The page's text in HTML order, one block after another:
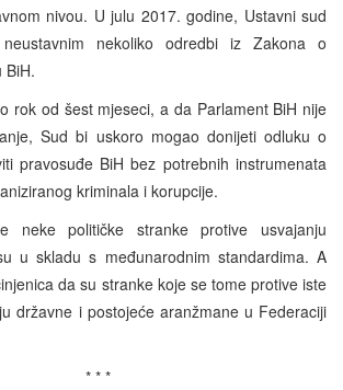
nivou. U julu 2017. godine, Ustavni sud
nekoliko odredbi iz Zakona o
BiH.
rok od šest mjeseci, a da Parlament BiH nije
Sud bi uskoro mogao donijeti odluku o
pravosuđe BiH bez potrebnih instrumenata
kriminala i korupcije.
neke političke stranke protive usvajanju
u skladu s međunarodnim standardima. A
da su stranke koje se tome protive iste
državne i postojeće aranžmane u Federaciji
* * *